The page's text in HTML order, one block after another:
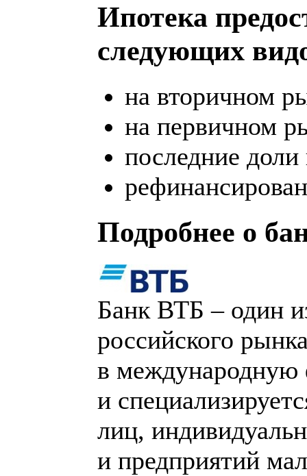
Ипотека
следующих
на вторичном
на первичном
последние доли
Подробнее о
Банк ВТБ – один
российского
в
и
лиц,
и предприятий